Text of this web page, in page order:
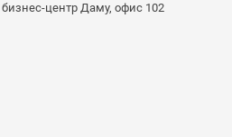
центр Даму, офис 102